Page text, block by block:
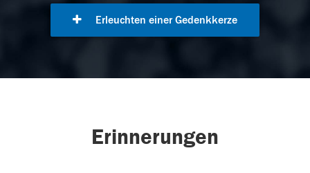
Erleuchten einer Gedenkkerze
Erinnerungen